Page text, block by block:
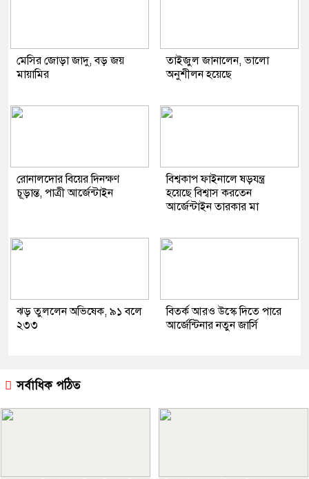
মেসির জোড়া জাদু, বড় জয়
মায়ামির
তাইজুল জানালেন, ভালো
অনুশীলন হয়েছে
রোনালদোর বিয়ের দিনক্ষণ
চূড়ান্ত, পাত্রী আর্জেন্টাইন
বিশ্বকাপ ফাইনালে ষড়যন্ত্র
হয়েছে বিশ্বাস করতেন
আর্জেন্টাইন তারকার মা
ঝড় তুললেন অভিষেক, ৯১ বলে
২৩৩
বিতর্ক আরও উস্কে দিতে পারে
আর্জেন্টিনার নতুন জার্সি
সর্বাধিক পঠিত